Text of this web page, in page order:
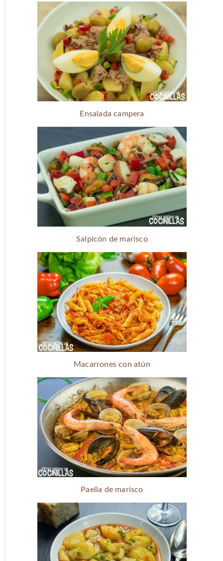
Ensalada campera
Salpicón de marisco
Macarrones con atún
Paella de marisco